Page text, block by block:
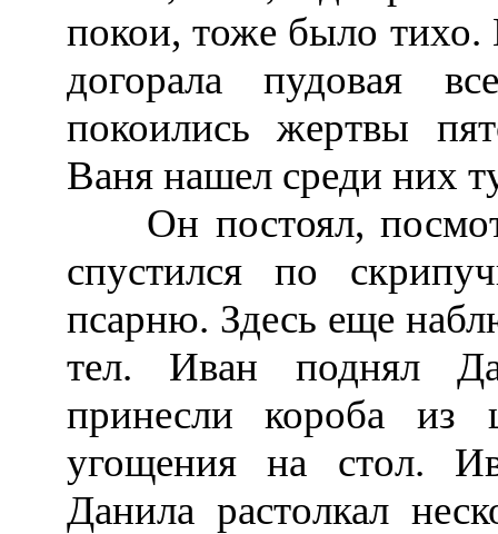
покои, тоже было
догорала пудовая
покоились жертвы
Ваня нашел среди них
Он постоял,
спустился по
псарню. Здесь еще
тел. Иван поднял
принесли короба из
угощения на стол.
Данила растолкал